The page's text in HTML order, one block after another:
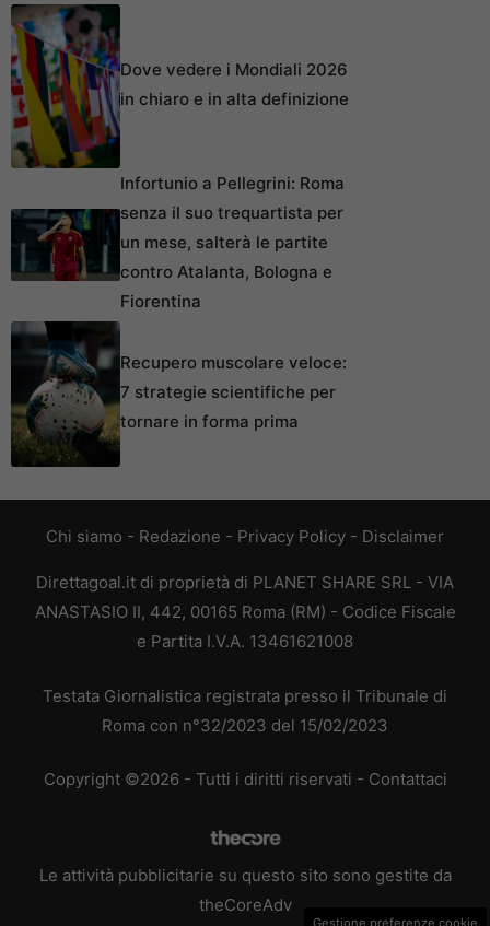
Dove vedere i Mondiali 2026
in chiaro e in alta definizione
Infortunio a Pellegrini: Roma
senza il suo trequartista per
un mese, salterà le partite
contro Atalanta, Bologna e
Fiorentina
Recupero muscolare veloce:
7 strategie scientifiche per
tornare in forma prima
Chi siamo - Redazione - Privacy Policy - Disclaimer
Direttagoal.it di proprietà di PLANET SHARE SRL - VIA
ANASTASIO II, 442, 00165 Roma (RM) - Codice Fiscale
e Partita I.V.A. 13461621008
Testata Giornalistica registrata presso il Tribunale di
Roma con n°32/2023 del 15/02/2023
Copyright ©2026 - Tutti i diritti riservati - Contattaci
Le attività pubblicitarie su questo sito sono gestite da
theCoreAdv
Gestione preferenze cookie